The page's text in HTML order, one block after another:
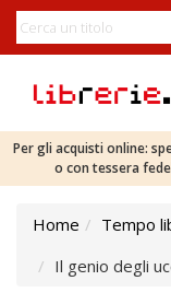
Per gli acquisti online:
o con tessera
Home Tempo
Il genio degli